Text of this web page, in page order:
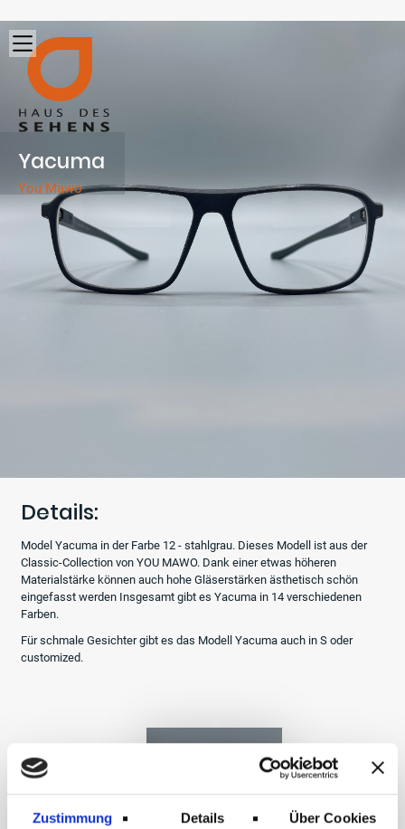
Zustimmung Details Über Cookies
Yacuma
You Mawo
Details:
Model Yacuma in der Farbe 12 - stahlgrau. Dieses Modell ist aus der
Classic-Collection von YOU MAWO. Dank einer etwas höheren
Materialstärke können auch hohe Gläserstärken ästhetisch schön
eingefasst werden Insgesamt gibt es Yacuma in 14 verschiedenen
Farben.
Für schmale Gesichter gibt es das Modell Yacuma auch in S oder
customized.